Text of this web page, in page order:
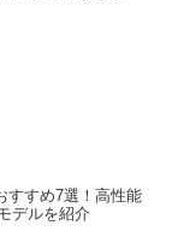
すすめ7選！高性能
デルを紹介